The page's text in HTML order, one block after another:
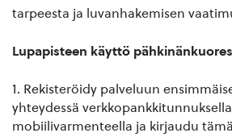
tarpeesta ja luvanhakemisen
Lupapisteen käyttö
1. Rekisteröidy palveluun
yhteydessä
mobiilivarmenteella ja kirjaudu